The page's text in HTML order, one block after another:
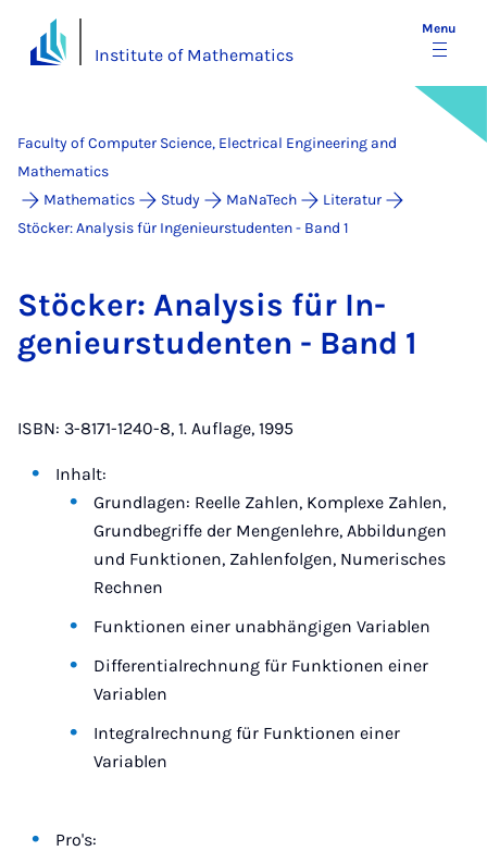
Institute of Mathematics
Menu
Faculty of Computer Science, Electrical Engineering and
Mathematics
Mathematics
Study MaNaTech
Literatur
Stöcker: Analysis für Ingenieurstudenten - Band 1
Stöck­er: Ana­lys­is für In­
genieurstu­den­ten - Band 1
ISBN: 3-8171-1240-8, 1. Auflage, 1995
Inhalt:
Grundlagen: Reelle Zahlen, Komplexe Zahlen,
Grundbegriffe der Mengenlehre, Abbildungen
und Funktionen, Zahlenfolgen, Numerisches
Rechnen
Funktionen einer unabhängigen Variablen
Differentialrechnung für Funktionen einer
Variablen
Integralrechnung für Funktionen einer
Variablen
Pro's: